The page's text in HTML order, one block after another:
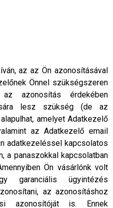
az az Ön azonosításával
Önnel szükségszeren
azonosítás érdekében
lesz szükség (de az
amelyet Adatkezelő
az Adatkezelő email
adatkezeléssel kapcsolatos
a panaszokkal kapcsolatban
Ön vásárlónk volt
garanciális ügyintézés
az azonosításhoz
azonosítóját is. Ennek